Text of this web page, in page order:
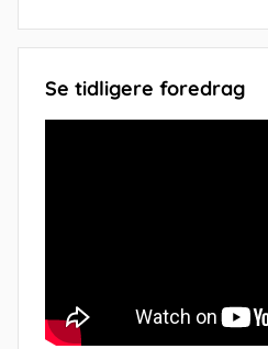
Se tidligere foredrag